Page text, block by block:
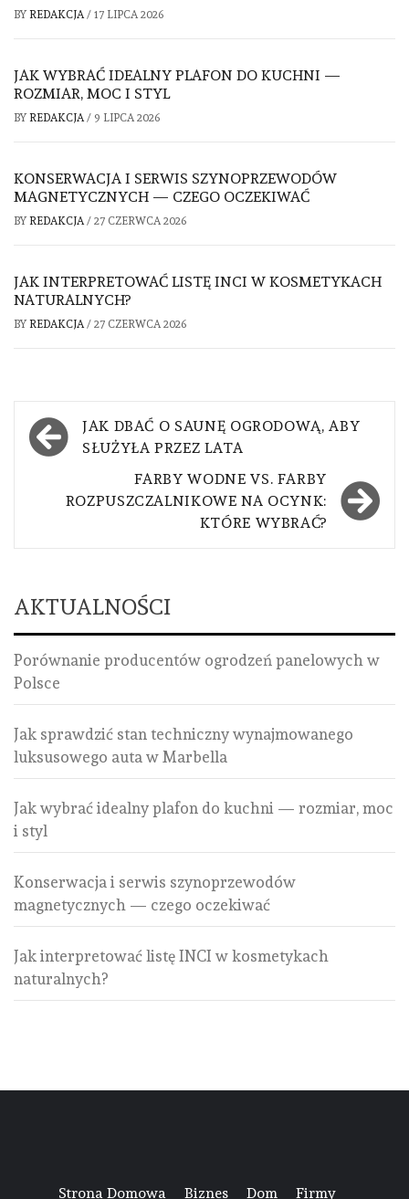
BY REDAKCJA/ 17 LIPCA 2026
JAK WYBRAĆ IDEALNY PLAFON DO KUCHNI —
ROZMIAR, MOC I STYL
BY REDAKCJA/ 9 LIPCA 2026
KONSERWACJA I SERWIS SZYNOPRZEWODÓW
MAGNETYCZNYCH — CZEGO OCZEKIWAĆ
BY REDAKCJA/ 27 CZERWCA 2026
JAK INTERPRETOWAĆ LISTĘ INCI W KOSMETYKACH
NATURALNYCH?
BY REDAKCJA/ 27 CZERWCA 2026
Nawigacja
wpisu
JAK DBAĆ O SAUNĘ OGRODOWĄ, ABY
SŁUŻYŁA PRZEZ LATA
FARBY WODNE VS. FARBY
ROZPUSZCZALNIKOWE NA OCYNK:
KTÓRE WYBRAĆ?
AKTUALNOŚCI
Porównanie producentów ogrodzeń panelowych w
Polsce
Jak sprawdzić stan techniczny wynajmowanego
luksusowego auta w Marbella
Jak wybrać idealny plafon do kuchni — rozmiar, moc
i styl
Konserwacja i serwis szynoprzewodów
magnetycznych — czego oczekiwać
Jak interpretować listę INCI w kosmetykach
naturalnych?
Strona Domowa Biznes Dom Firmy